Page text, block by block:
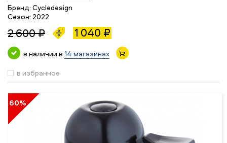
Бренд: Cycledesign
Сезон: 2022
2 600 ₽ 1 040 ₽
в наличии в 14 магазинах
в избранное
60%